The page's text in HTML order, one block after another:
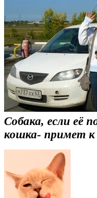
Собака, если её
кошка- примет к